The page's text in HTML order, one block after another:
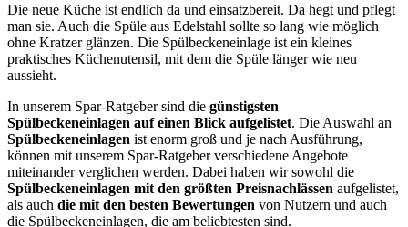
Die neue Küche ist endlich da und einsatzbereit. Da hegt und pflegt
man sie. Auch die Spüle aus Edelstahl sollte so lang wie möglich
ohne Kratzer glänzen. Die Spülbeckeneinlage ist ein kleines
praktisches Küchenutensil, mit dem die Spüle länger wie neu
aussieht.
In unserem Spar-Ratgeber sind die günstigsten
Spülbeckeneinlagen auf einen Blick aufgelistet. Die Auswahl an
Spülbeckeneinlagen ist enorm groß und je nach Ausführung,
können mit unserem Spar-Ratgeber verschiedene Angebote
miteinander verglichen werden. Dabei haben wir sowohl die
Spülbeckeneinlagen mit den größten Preisnachlässen aufgelistet,
als auch die mit den besten Bewertungen von Nutzern und auch
die Spülbeckeneinlagen, die am beliebtesten sind.